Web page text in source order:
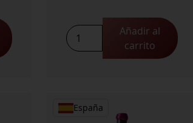
Attis
Coribante
cantidad
Añadir al
carrito
España